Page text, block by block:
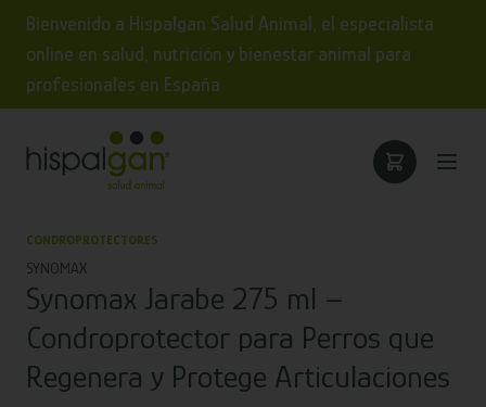
Bienvenido a Hispalgan Salud Animal, el especialista
online en salud, nutrición y bienestar animal para
profesionales en España
CONDROPROTECTORES
SYNOMAX
Synomax Jarabe 275 ml –
Condroprotector para Perros que
Regenera y Protege Articulaciones